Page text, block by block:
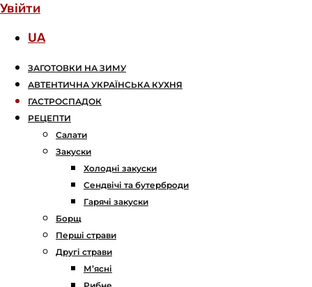
Увійти
UA
ЗАГОТОВКИ НА ЗИМУ
АВТЕНТИЧНА УКРАЇНСЬКА КУХНЯ
ГАСТРОСПАДОК
РЕЦЕПТИ
Салати
Закуски
Холодні закуски
Сендвічі та бутерброди
Гарячі закуски
Борщ
Перші страви
Другі страви
М’ясні